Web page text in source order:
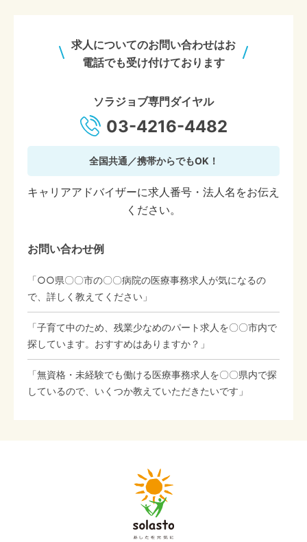
求人についてのお問い合わせはお
電話でも受け付けております
ソラジョブ専門ダイヤル
03-4216-4482
全国共通／携帯からでもOK！
キャリアアドバイザーに求人番号・法人名をお伝え
ください。
お問い合わせ例
「○○県〇〇市の〇〇病院の医療事務求人が気になるの
で、詳しく教えてください」
「子育て中のため、残業少なめのパート求人を〇〇市内で
探しています。おすすめはありますか？」
「無資格・未経験でも働ける医療事務求人を〇〇県内で探
しているので、いくつか教えていただきたいです」